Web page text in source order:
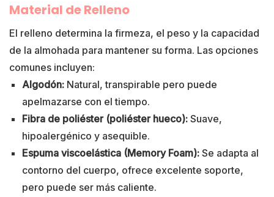
Material de Relleno
El relleno determina la firmeza, el peso y la capacidad
de la almohada para mantener su forma. Las opciones
comunes incluyen:
Algodón:Natural, transpirable pero puede
apelmazarse con el tiempo.
Fibra de poliéster (poliéster hueco):Suave,
hipoalergénico y asequible.
Espuma viscoelástica (Memory Foam):Se adapta al
contorno del cuerpo, ofrece excelente soporte,
pero puede ser más caliente.